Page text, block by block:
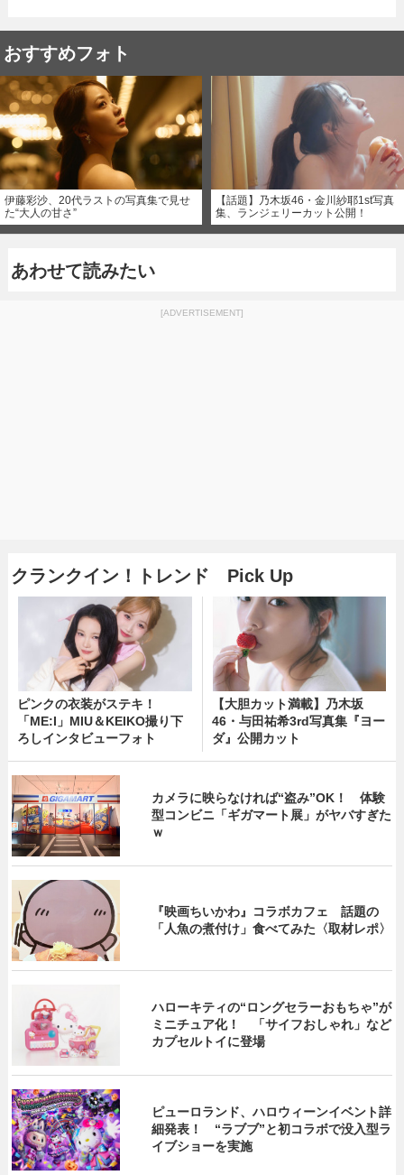
おすすめフォト
伊藤彩沙、20代ラストの写真集で見せ
た“大人の甘さ”
【話題】乃木坂46・金川紗耶1st写真
集、ランジェリーカット公開！
あわせて読みたい
[ADVERTISEMENT]
クランクイン！トレンド Pick Up
ピンクの衣装がステキ！
「ME:I」MIU＆KEIKO撮り下
ろしインタビューフォト
【大胆カット満載】乃木坂
46・与田祐希3rd写真集『ヨー
ダ』公開カット
カメラに映らなければ“盗み”OK！ 体験
型コンビニ「ギガマート展」がヤバすぎた
ｗ
『映画ちいかわ』コラボカフェ 話題の
「人魚の煮付け」食べてみた〈取材レポ〉
ハローキティの“ロングセラーおもちゃ”が
ミニチュア化！ 「サイフおしゃれ」など
カプセルトイに登場
ピューロランド、ハロウィーンイベント詳
細発表！ “ラブブ”と初コラボで没入型ラ
イブショーを実施